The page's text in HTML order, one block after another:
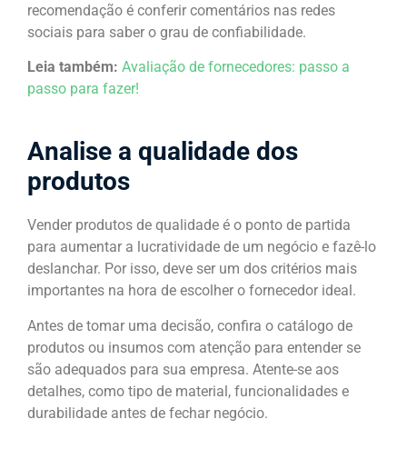
recomendação é conferir comentários nas redes
sociais para saber o grau de confiabilidade.
Leia também: Avaliação de fornecedores: passo a
passo para fazer!
Analise a qualidade dos
produtos
Vender produtos de qualidade é o ponto de partida
para aumentar a lucratividade de um negócio e fazê-lo
deslanchar. Por isso, deve ser um dos critérios mais
importantes na hora de escolher o fornecedor ideal.
Antes de tomar uma decisão, confira o catálogo de
produtos ou insumos com atenção para entender se
são adequados para sua empresa. Atente-se aos
detalhes, como tipo de material, funcionalidades e
durabilidade antes de fechar negócio.